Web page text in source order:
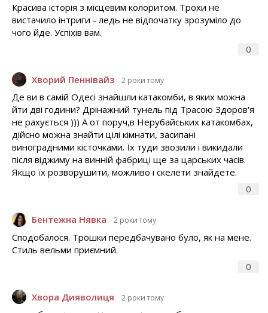
0
Красива історія з місцевим колоритом. Трохи не
вистачило інтриги - ледь не відпочатку зрозуміло до
чого йде. Успіхів вам.
Хворий Пеннівайз 2 роки тому
0
Де ви в самій Одесі знайшли катакомби, в яких можна
йти дві години? Дрінажний тунель під Трасою Здоров'я
не рахується ))) А от поруч,в Нерубайських катакомбах,
дійсно можна знайти цілі кімнати, засипані
виноградними кісточками. Їх туди звозили і викидали
після віджиму на винній фабриці ще за царських часів.
Якщо їх розворушити, можливо і скелети знайдете.
Бентежна Нявка 2 роки тому
0
Сподобалося. Трошки передбачувано було, як на мене.
Стиль вельми приємний.
Хвора Дияволиця 2 роки тому